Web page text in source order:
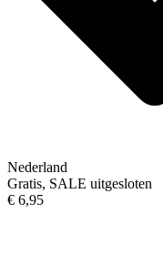
Nederland
Gratis, SALE uitgesloten
€ 6,95